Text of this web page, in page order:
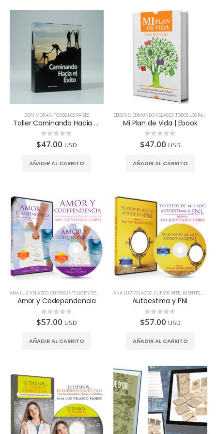
DORI MORÁN,TODOS LOS PAÍSES
Taller Caminando Hacia El Éxito – Dori Morán
0de 5
$47.00 USD
AÑADIR AL CARRITO
EBOOK'S, EDMUNDO VELASCO,TODOS LOS PAÍSES
Mi Plan de Vida | Ebook
0de 5
$47.00 USD
AÑADIR AL CARRITO
ANA LUZ VELAZCO,CURSOS INTELIGENTES, TODOS LOS PAÍSES
Amor y Codependencia
0de 5
$57.00 USD
AÑADIR AL CARRITO
ANA LUZ VELAZCO,CURSOS INTELIGENTES, TODOS
Autoestima y PNL
0de 5
$57.00 USD
AÑADIR AL CARRITO